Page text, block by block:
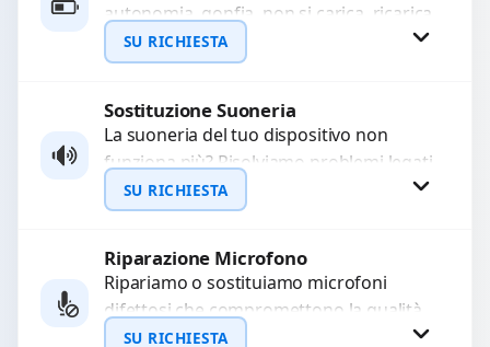
WhatsApp
autonomia, gonfia, non si carica, ricarica
lenta o cicli di ricarica esauriti?
Sostituiamo la...
SU RICHIESTA
Richiedi Preventivo
WhatsApp
Sostituzione Suoneria
La suoneria del tuo dispositivo non
funziona più? Risolviamo problemi legati
a moduli audio difettosi con interventi
precisi e componenti...
SU RICHIESTA
Richiedi Preventivo
WhatsApp
Riparazione Microfono
Ripariamo o sostituiamo microfoni
difettosi che compromettono la qualità
audio delle registrazioni o delle
SU RICHIESTA